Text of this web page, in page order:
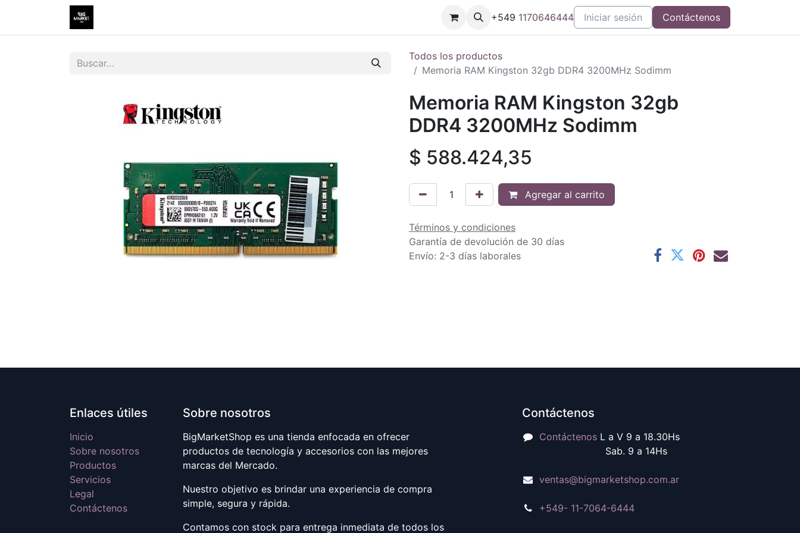
+549 1170646444 Iniciar sesión Contáctenos
Todos los productos
Memoria RAM Kingston 32gb DDR4 3200MHz Sodimm
Memoria RAM Kingston 32gb
DDR4 3200MHz Sodimm
$ 588.424,35
Agregar al carrito
Términos y condiciones
Garantía de devolución de 30 días
Envío: 2-3 días laborales
Enlaces útiles
Inicio
Sobre nosotros
Productos
Servicios
Legal
Contáctenos
Sobre nosotros
BigMarketShop es una tienda enfocada en ofrecer
productos de tecnología y accesorios con las mejores
marcas del Mercado.
Nuestro objetivo es brindar una experiencia de compra
simple, segura y rápida.
Contamos con stock para entrega inmediata de todos los
Contáctenos
ContáctenosL a V 9 a 18.30Hs
Sab. 9 a 14Hs
ventas@bigmarketshop.com.ar
+549- 11-7064-6444